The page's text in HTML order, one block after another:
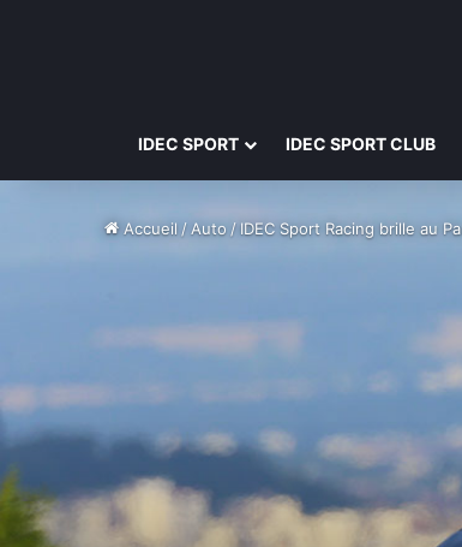
IDEC SPORT IDEC SPORT CLUB
Accueil / Auto /IDEC Sport Racing brille au